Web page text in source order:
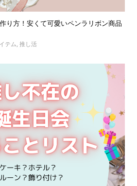
り方！安くて可愛いペンラリボン商品
テム, 推し活